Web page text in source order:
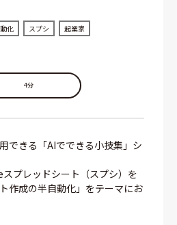
化 スプシ
起業家
4分
できる「AIでできる小技集」シ
プレッドシート（スプシ）を
作成の半自動化」をテーマにお